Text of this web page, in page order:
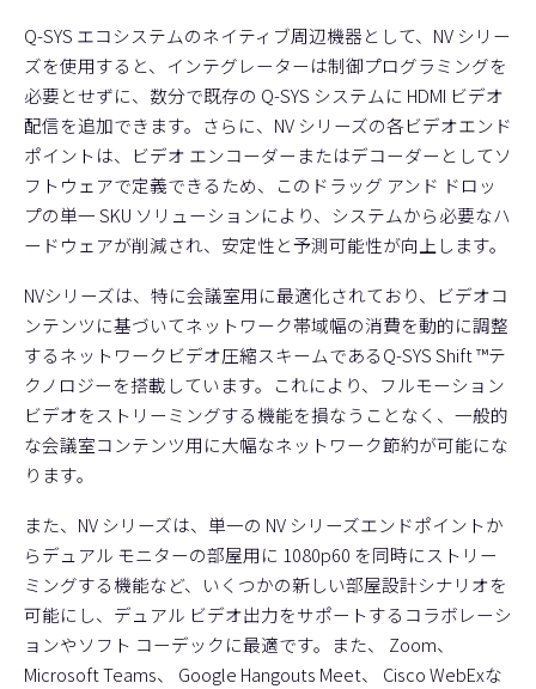
Q-SYS エコシステムのネイティブ周辺機器として、NV シリー
ズを使用すると、インテグレーターは制御プログラミングを
必要とせずに、数分で既存の Q-SYS システムに HDMI ビデオ
配信を追加できます。さらに、NV シリーズの各ビデオエンド
ポイントは、ビデオ エンコーダーまたはデコーダーとしてソ
フトウェアで定義できるため、このドラッグ アンド ドロッ
プの単一 SKU ソリューションにより、システムから必要なハ
ードウェアが削減され、安定性と予測可能性が向上します。
NVシリーズは、特に会議室用に最適化されており、ビデオコ
ンテンツに基づいてネットワーク帯域幅の消費を動的に調整
するネットワークビデオ圧縮スキームであるQ-SYS Shift ™テ
クノロジーを搭載しています。これにより、フルモーション
ビデオをストリーミングする機能を損なうことなく、一般的
な会議室コンテンツ用に大幅なネットワーク節約が可能にな
ります。
また、NV シリーズは、単一の NV シリーズエンドポイントか
らデュアル モニターの部屋用に 1080p60 を同時にストリー
ミングする機能など、いくつかの新しい部屋設計シナリオを
可能にし、デュアル ビデオ出力をサポートするコラボレーシ
ョンやソフト コーデックに最適です。また、 Zoom、
Microsoft Teams、 Google Hangouts Meet、 Cisco WebExな